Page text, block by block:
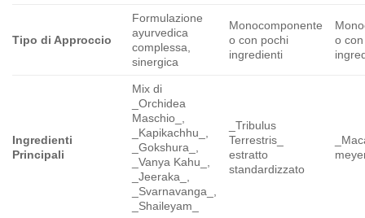
Tipo di Approccio
Formulazione
ayurvedica
complessa,
sinergica
Monocomponente
o con pochi
ingredienti
o
Ingredienti
Principali
Mix di
_Orchidea
Maschio_,
_Kapikachhu_,
_Gokshura_,
_Vanya Kahu_,
_Jeeraka_,
_Svarnavanga_,
_Shaileyam_
_Tribulus
Terrestris_
estratto
standardizzato